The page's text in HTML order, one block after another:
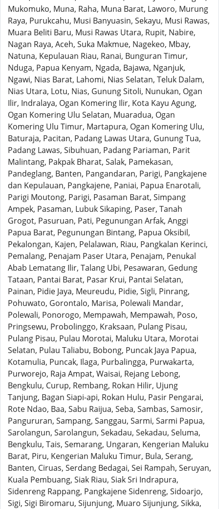
Mukomuko, Muna, Raha, Muna Barat, Laworo, Murung
Raya, Purukcahu, Musi Banyuasin, Sekayu, Musi Rawas,
Muara Beliti Baru, Musi Rawas Utara, Rupit, Nabire,
Nagan Raya, Aceh, Suka Makmue, Nagekeo, Mbay,
Natuna, Kepulauan Riau, Ranai, Bunguran Timur,
Nduga, Papua Kenyam, Ngada, Bajawa, Nganjuk,
Ngawi, Nias Barat, Lahomi, Nias Selatan, Teluk Dalam,
Nias Utara, Lotu, Nias, Gunung Sitoli, Nunukan, Ogan
Ilir, Indralaya, Ogan Komering Ilir, Kota Kayu Agung,
Ogan Komering Ulu Selatan, Muaradua, Ogan
Komering Ulu Timur, Martapura, Ogan Komering Ulu,
Baturaja, Pacitan, Padang Lawas Utara, Gunung Tua,
Padang Lawas, Sibuhuan, Padang Pariaman, Parit
Malintang, Pakpak Bharat, Salak, Pamekasan,
Pandeglang, Banten, Pangandaran, Parigi, Pangkajene
dan Kepulauan, Pangkajene, Paniai, Papua Enarotali,
Parigi Moutong, Parigi, Pasaman Barat, Simpang
Ampek, Pasaman, Lubuk Sikaping, Paser, Tanah
Grogot, Pasuruan, Pati, Pegunungan Arfak, Anggi
Papua Barat, Pegunungan Bintang, Papua Oksibil,
Pekalongan, Kajen, Pelalawan, Riau, Pangkalan Kerinci,
Pemalang, Penajam Paser Utara, Penajam, Penukal
Abab Lematang Ilir, Talang Ubi, Pesawaran, Gedung
Tataan, Pantai Barat, Pasar Krui, Pantai Selatan,
Painan, Pidie Jaya, Meureudu, Pidie, Sigli, Pinrang,
Pohuwato, Gorontalo, Marisa, Polewali Mandar,
Polewali, Ponorogo, Mempawah, Mempawah, Poso,
Pringsewu, Probolinggo, Kraksaan, Pulang Pisau,
Pulang Pisau, Pulau Morotai, Maluku Utara, Morotai
Selatan, Pulau Taliabu, Bobong, Puncak Jaya Papua,
Kotamulia, Puncak, Ilaga, Purbalingga, Purwakarta,
Purworejo, Raja Ampat, Waisai, Rejang Lebong,
Bengkulu, Curup, Rembang, Rokan Hilir, Ujung
Tanjung, Bagan Siapi-api, Rokan Hulu, Pasir Pengarai,
Rote Ndao, Baa, Sabu Raijua, Seba, Sambas, Samosir,
Pangururan, Sampang, Sanggau, Sarmi, Sarmi Papua,
Sarolangun, Sarolangun, Sekadau, Sekadau, Seluma,
Bengkulu, Tais, Semarang, Ungaran, Kengerian Maluku
Barat, Piru, Kengerian Maluku Timur, Bula, Serang,
Banten, Ciruas, Serdang Bedagai, Sei Rampah, Seruyan,
Kuala Pembuang, Siak Riau, Siak Sri Indrapura,
Sidenreng Rappang, Pangkajene Sidenreng, Sidoarjo,
Sigi, Sigi Biromaru, Sijunjung, Muaro Sijunjung, Sikka,